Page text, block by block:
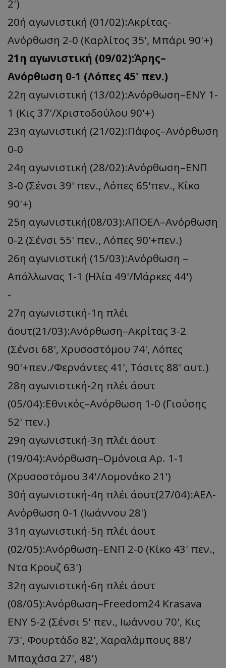
2')
20ή αγωνιστική (01/02):Ακρίτας-
Ανόρθωση 2-0 (Καρλίτος 35', Μπάρι 90'+)
21η αγωνιστική (09/02):Άρης–
Ανόρθωση 0-1 (Λόπες 45' πεν.)
22η αγωνιστική (13/02):Ανόρθωση–ΕΝΥ 1-
1 (Κις 37'/Χριστοδούλου 90'+)
23η αγωνιστική (21/02):Πάφος–Ανόρθωση
0-0
24η αγωνιστική (28/02):Ανόρθωση–ΕΝΠ
3-0 (Σένσι 39' πεν., Λόπες 65'πεν., Κίκο
90'+)
25η αγωνιστική(08/03):ΑΠΟΕΛ–Ανόρθωση
0-2 (Σένσι 55' πεν., Λόπες 90'+πεν.)
26η αγωνιστική (15/03):Ανόρθωση –
Απόλλωνας 1-1 (Ηλία 49'/Μάρκες 44')
-
27η αγωνιστική-1η πλέι
άουτ(21/03):Ανόρθωση–Ακρίτας 3-2
(Σένσι 68', Χρυσοστόμου 74', Λόπες
90'+πεν./Φερνάντες 41', Τόσιτς 88' αυτ.)
28η αγωνιστική-2η πλέι άουτ
(05/04):Εθνικός–Ανόρθωση 1-0 (Γιούσης
52' πεν.)
29η αγωνιστική-3η πλέι άουτ
(19/04):Ανόρθωση–Ομόνοια Αρ. 1-1
(Χρυσοστόμου 34'/Λομονάκο 21')
30ή αγωνιστική-4η πλέι άουτ(27/04):ΑΕΛ-
Ανόρθωση 0-1 (Ιωάννου 28')
31η αγωνιστική-5η πλέι άουτ
(02/05):Ανόρθωση–ΕΝΠ 2-0 (Κίκο 43' πεν.,
Ντα Κρουζ 63')
32η αγωνιστική-6η πλέι άουτ
(08/05):Ανόρθωση–Freedom24 Krasava
ΕΝΥ 5-2 (Σένσι 5' πεν., Ιωάννου 70', Κις
73', Φουρτάδο 82', Χαραλάμπους 88'/
Μπαχάσα 27', 48')